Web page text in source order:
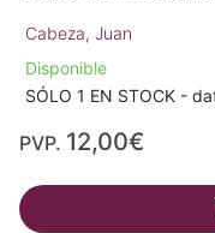
Cabeza, Juan
Disponible
SÓLO 1 EN STOCK -
PVP. 12,00€